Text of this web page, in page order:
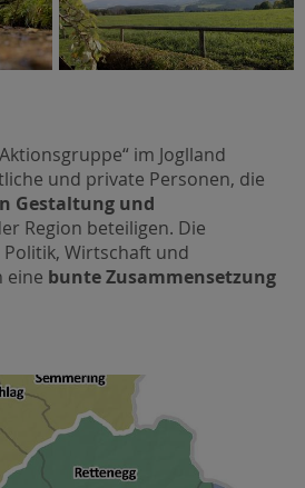
im Joglland
und private Personen, die
Gestaltung und
Region beteiligen. Die
Politik, Wirtschaft und
eine bunte Zusammensetzung